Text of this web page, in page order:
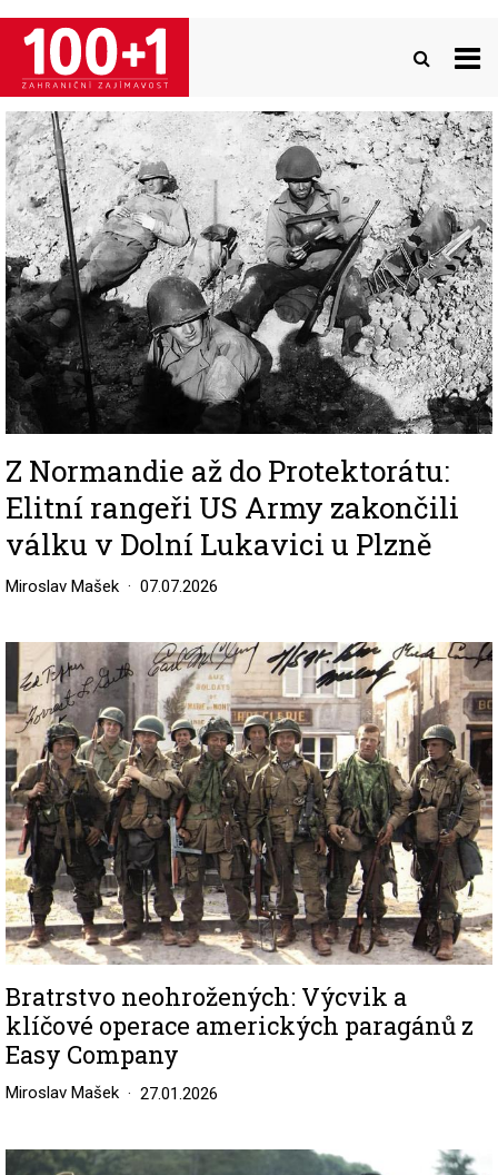
Přejít
hlavnímu
obsahu
Image
Z Normandie až do Protektorátu:
Elitní rangeři US Army zakončili
válku v Dolní Lukavici u Plzně
Miroslav Mašek 07.07.2026
Image
Bratrstvo neohrožených: Výcvik a
klíčové operace amerických paragánů z
Easy Company
Miroslav Mašek 27.01.2026
Image